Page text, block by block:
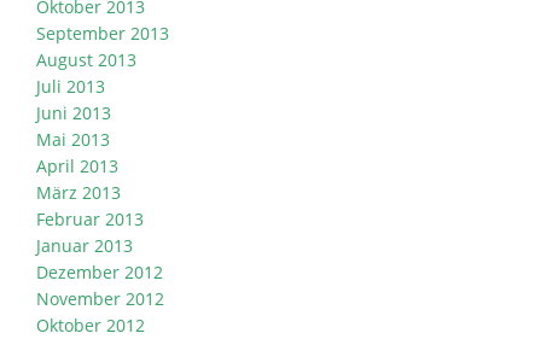
Oktober 2013
September 2013
August 2013
Juli 2013
Juni 2013
Mai 2013
April 2013
März 2013
Februar 2013
Januar 2013
Dezember 2012
November 2012
Oktober 2012